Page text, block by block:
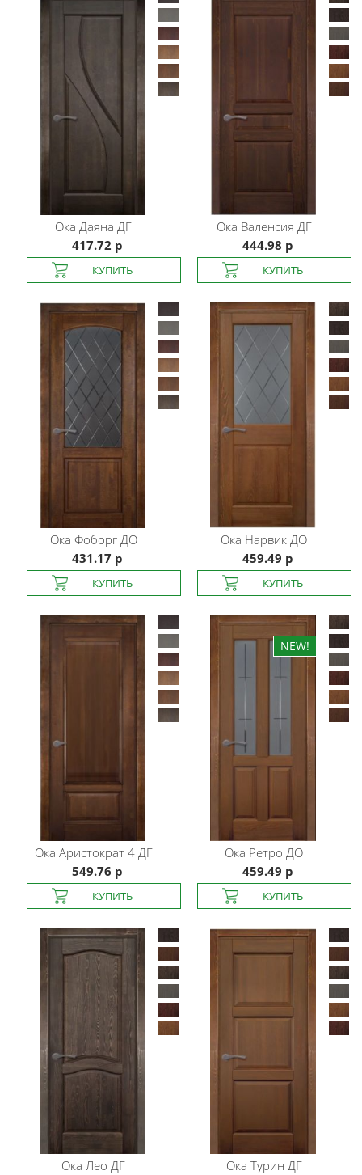
Ока Даяна ДГ
417.72 р
Ока Валенсия ДГ
444.98 р
Ока Фоборг ДО
431.17 р
Ока Нарвик ДО
459.49 р
Ока Аристократ 4 ДГ
549.76 р
Ока Ретро ДО
459.49 р
Ока Лео ДГ
Ока Турин ДГ